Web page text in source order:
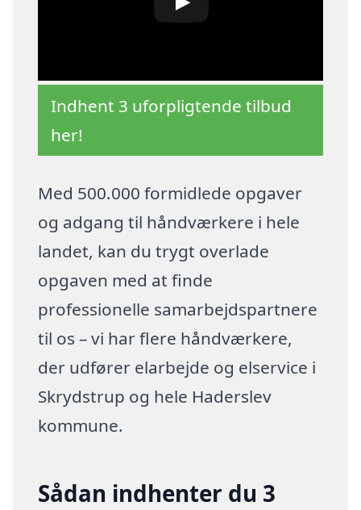
Indhent 3 uforpligtende tilbud
her!
Med 500.000 formidlede opgaver
og adgang til håndværkere i hele
landet, kan du trygt overlade
opgaven med at finde
professionelle samarbejdspartnere
til os – vi har flere håndværkere,
der udfører elarbejde og elservice i
Skrydstrup og hele Haderslev
kommune.
Sådan indhenter du 3